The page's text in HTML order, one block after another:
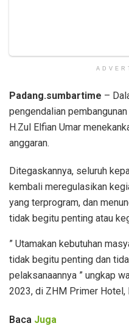
Padang.sumbartime –
pengendalian
H.Zul Elfian Umar
anggaran.
Ditegaskannya, seluruh
kembali meregulasikan
yang terprogram, dan
tidak begitu penting atau
” Utamakan kebutuhan
tidak begitu penting dan
pelaksanaannya ” ungkap
2023, di ZHM Primer Hotel,
Baca Juga